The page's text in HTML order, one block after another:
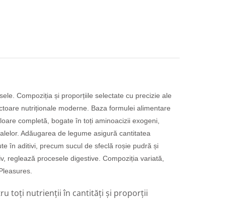
Compoziția și proporțiile selectate cu precizie ale
nutriționale moderne. Baza formulei alimentare
completă, bogate în toți aminoacizii exogeni,
Adăugarea de legume asigură cantitatea
în aditivi, precum sucul de sfeclă roșie pudră și
reglează procesele digestive. Compoziția variată,
toți nutrienții în cantități și proporții